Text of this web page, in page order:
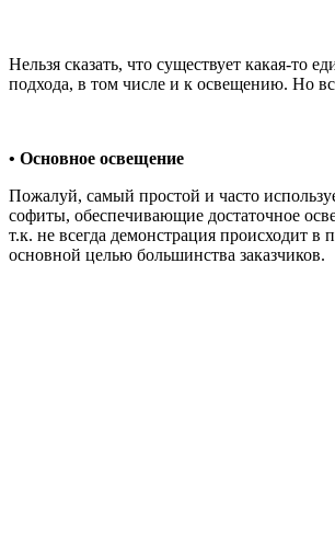
Нельзя сказать, что существует какая-то
подхода, в том числе и к освещению. Но
• Основное освещение
Пожалуй, самый простой и часто
софиты, обеспечивающие достаточное
т.к. не всегда демонстрация происходит
основной целью большинства заказчиков.